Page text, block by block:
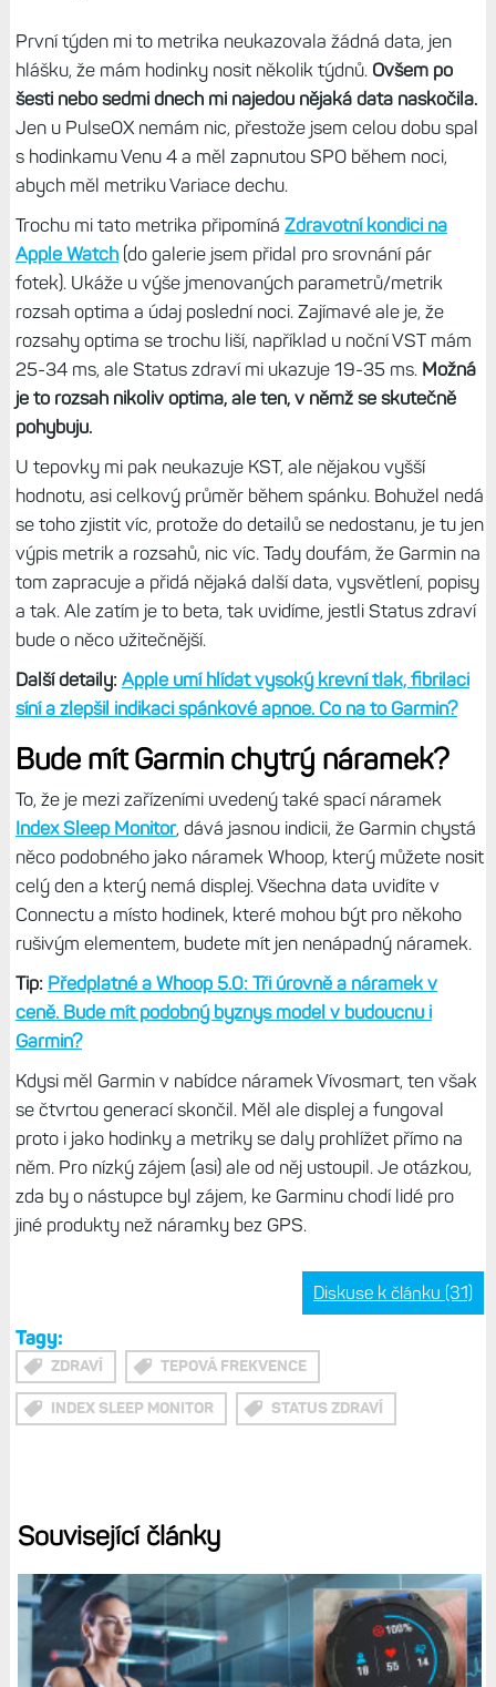
řada Fénix 7 (Fénix 7, Tactix 7, Quatix 7, Epix Gen 2,
Epix Pro, Marq Gen 2, Fénix 7 Pro)
Instinct 3/E/Tactical
Index Sleep Band
Lily 2 Active
První týden mi to metrika neukazovala žádná data, jen
hlášku, že mám hodinky nosit několik týdnů.Ovšem po
šesti nebo sedmi dnech mi najedou nějaká data naskočila.
Jen u PulseOX nemám nic, přestože jsem celou dobu spal
s hodinkamu Venu 4 a měl zapnutou SPO během noci,
abych měl metriku Variace dechu.
Trochu mi tato metrika připomíná Zdravotní kondici na
Apple Watch
(do galerie jsem přidal pro srovnání pár
fotek). Ukáže u výše jmenovaných parametrů/metrik
rozsah optima a údaj poslední noci. Zajímavé ale je, že
rozsahy optima se trochu liší, například u noční VST mám
25-34 ms, ale Status zdraví mi ukazuje 19-35 ms.
je to rozsah nikoliv optima, ale ten, v němž se skutečně
pohybuju.
U tepovky mi pak neukazuje KST, ale nějakou vyšší
hodnotu, asi celkový průměr během spánku. Bohužel nedá
se toho zjistit víc, protože do detailů se nedostanu, je tu jen
výpis metrik a rozsahů, nic víc. Tady doufám, že Garmin na
tom zapracuje a přidá nějaká další data, vysvětlení, popisy
a tak. Ale zatím je to beta, tak uvidíme, jestli Status zdraví
bude o něco užitečnější.
síní a zlepšil indikaci spánkové apnoe. Co na to Garmin?
Bude mít Garmin chytrý náramek?
To, že je mezi zařízeními uvedený také spací náramek
Index Sleep Monitor , dává jasnou indicii, že Garmin chystá
něco podobného jako náramek Whoop, který můžete nosit
celý den a který nemá displej. Všechna data uvidíte v
Connectu a místo hodinek, které mohou být pro někoho
rušivým elementem, budete mít jen nenápadný náramek.
Předplatné a Whoop 5.0: Tři úrovně a náramek v
ceně. Bude mít podobný byznys model v budoucnu i
Garmin?
Kdysi měl Garmin v nabídce náramek Vívosmart, ten však
se čtvrtou generací skončil. Měl ale displej a fungoval
proto i jako hodinky a metriky se daly prohlížet přímo na
Diskuse k článku (31)
Tagy:
ZDRAVÍ TEPOVÁ FREKVENCE